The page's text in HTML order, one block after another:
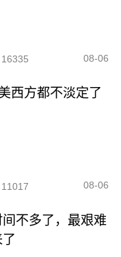
16335 08-06
西方都不淡定了
11017 08-06
不多了，最艰难